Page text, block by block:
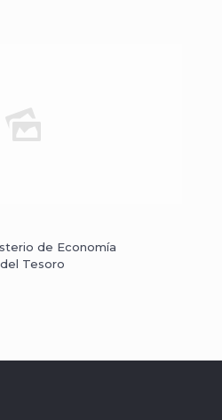
de Economía
Tesoro